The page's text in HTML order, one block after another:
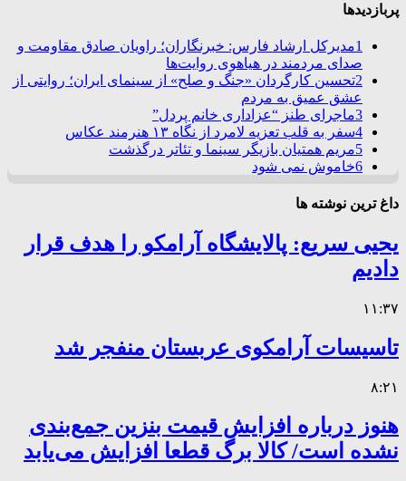
پربازدیدها
1مدیرکل ارشاد فارس: خبرنگاران؛ راویان صادق مقاومت و
صدای مردمند در هیاهوی روایت‌ها
2تحسین کارگردان «جنگ و صلح» از سینمای ایران؛ روایتی از
عشق عمیق به مردم
3ماجرای طنز “عزاداری خانم پردل”
4سفر به قلب تعزیه لامرد از نگاه ۱۳ هنرمند عکاس
5مریم همتیان بازیگر سینما و تئاتر درگذشت
6خاموش نمی شود
داغ ترین نوشته ها
یحیی سریع: پالایشگاه آرامکو را هدف قرار
دادیم
۱۱:۳۷
تاسیسات آرامکوی عربستان منفجر شد
۸:۲۱
هنوز درباره افزایش قیمت بنزین جمع‌بندی
نشده است/ کالا برگ قطعا افزایش می‌یابد